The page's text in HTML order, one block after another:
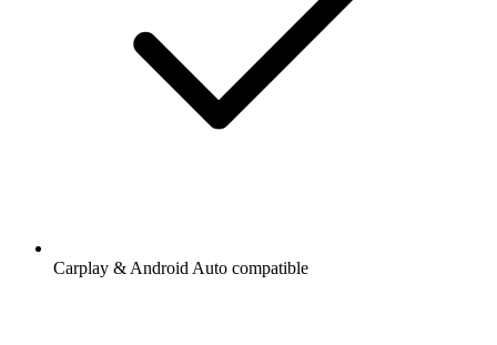
Carplay & Android Auto compatible